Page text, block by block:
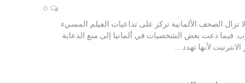
تزال الصحف الألمانية تركز على تداعيات الفيلم المسيء
فيما دعت بعض الشخصيات في ألمانيا إلى منع الدعاية
لأنها تهدد…